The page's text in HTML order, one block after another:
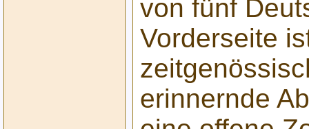
von fünf
Vorderseite
erinnernde